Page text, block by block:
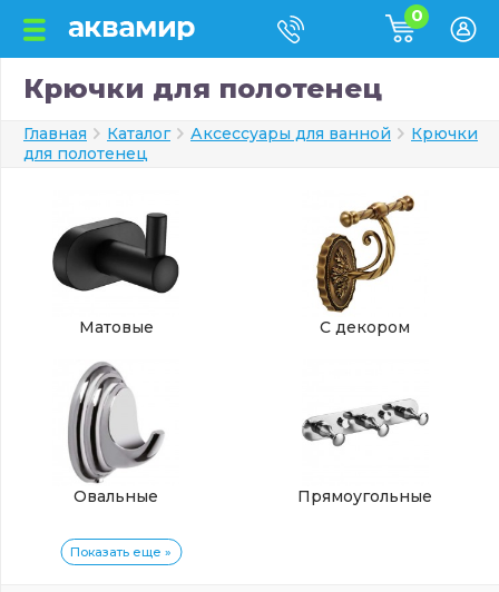
0
Крючки для полотенец
Главная Каталог Аксессуары для ванной
Крючки
для полотенец
Матовые С декором
Овальные Прямоугольные
Показать еще »